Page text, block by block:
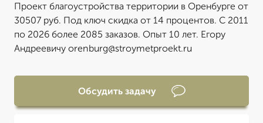
Проект благоустройства территории в Оренбурге от
30507 руб. Под ключ скидка от 14 процентов. С 2011
по 2026 более 2085 заказов. Опыт 10 лет. Егору
Андреевичу orenburg@stroymetproekt.ru
Обсудить задачу